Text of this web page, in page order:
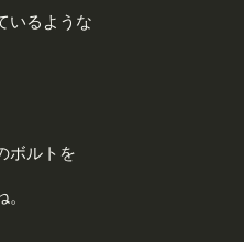
いるような
ボルトを